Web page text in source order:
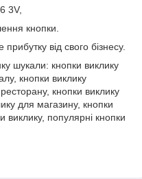
3V,
кнопки.
від свого бізнесу.
шукали: кнопки виклику
кнопки виклику
кнопки виклику
для магазину, кнопки
виклику, популярні кнопки